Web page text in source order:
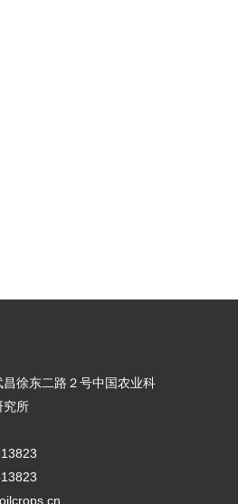
徐东二路２号中国农业科
究所